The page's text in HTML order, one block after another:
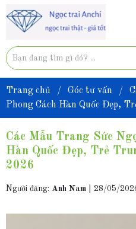
Trang chủ / Góc tư vấn /
Phong Cách Hàn Quốc Đẹp,
Các Mẫu Trang Sức
Hàn Quốc Đẹp, Trẻ
2026
Người đăng: Anh Nam 28/05/